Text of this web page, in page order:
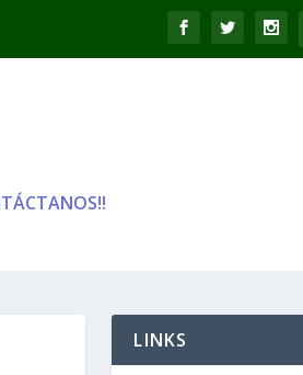
LINKS